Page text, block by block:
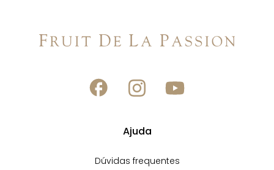
Ajuda
Dúvidas frequentes